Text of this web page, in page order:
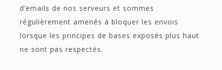
d’emails de nos serveurs et sommes
régulièrement amenés à bloquer les envois
lorsque les principes de bases exposés plus haut
ne sont pas respectés.